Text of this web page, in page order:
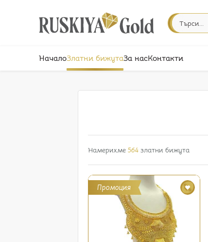
НачалоЗлатни бижутаЗа насКонтакти
Намерихме 564 златни бижута
Промоция